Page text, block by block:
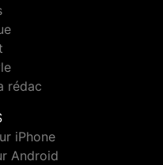
rédac
iPhone
Android